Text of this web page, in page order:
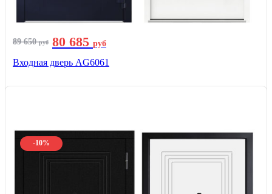
89 650руб 80 685 руб
Входная дверь AG6061
-10%